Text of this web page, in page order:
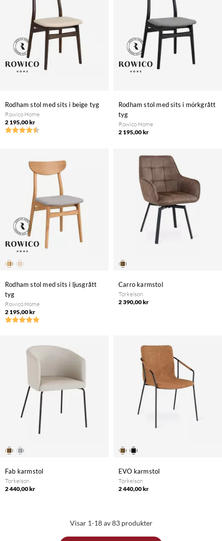
Rodham stol med sits i beige tyg
Rowico Home
Betyg:
4.5 utav 5 stjärnor
2 195,00 kr
Rodham stol med sits i mörkgrått
tyg
Rowico Home
2 195,00 kr
Rodham stol med sits i ljusgrått
tyg
Rowico Home
Betyg:
5.0 utav 5 stjärnor
2 195,00 kr
Carro karmstol
Torkelson
2 390,00 kr
Fab karmstol
Torkelson
2 440,00 kr
EVO karmstol
Torkelson
2 440,00 kr
Visar 1-18 av 83 produkter